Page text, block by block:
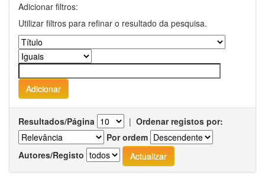
Adicionar filtros:
Utilizar filtros para refinar o resultado da pesquisa.
Resultados/Página | Ordenar registos por:
Por ordem
Autores/Registo